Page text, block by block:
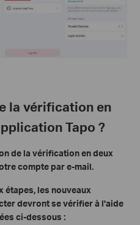
la vérification en
Tapo ?
de la vérification en deux
compte par e-mail.
étapes, les nouveaux
devront se vérifier à l'aide
ci-dessous :